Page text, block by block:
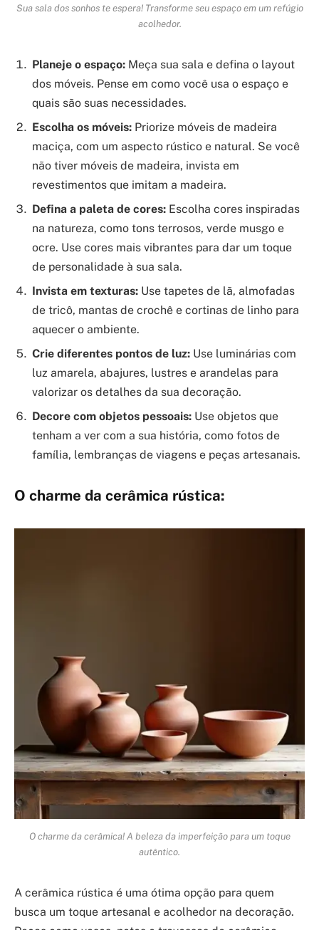
Sua sala dos sonhos te espera! Transforme seu espaço em um refúgio
acolhedor.
Planeje o espaço: Meça sua sala e defina o layout
dos móveis. Pense em como você usa o espaço e
quais são suas necessidades.
Escolha os móveis: Priorize móveis de madeira
maciça, com um aspecto rústico e natural. Se você
não tiver móveis de madeira, invista em
revestimentos que imitam a madeira.
Defina a paleta de cores: Escolha cores inspiradas
na natureza, como tons terrosos, verde musgo e
ocre. Use cores mais vibrantes para dar um toque
de personalidade à sua sala.
Invista em texturas: Use tapetes de lã, almofadas
de tricô, mantas de crochê e cortinas de linho para
aquecer o ambiente.
Crie diferentes pontos de luz: Use luminárias com
luz amarela, abajures, lustres e arandelas para
valorizar os detalhes da sua decoração.
Decore com objetos pessoais: Use objetos que
tenham a ver com a sua história, como fotos de
família, lembranças de viagens e peças artesanais.
O charme da cerâmica rústica:
O charme da cerâmica! A beleza da imperfeição para um toque
autêntico.
A cerâmica rústica é uma ótima opção para quem
busca um toque artesanal e acolhedor na decoração.